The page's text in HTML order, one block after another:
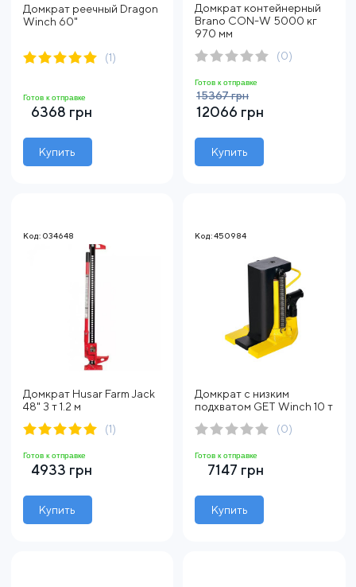
Домкрат реечный Dragon
Winch 60"
(1)
Готов к отправке
6368 грн
Купить
Домкрат контейнерный
Brano CON-W 5000 кг
970 мм
(0)
Готов к отправке
12066 грн
15367 грн
Купить
Код: 034648
Домкрат Husar Farm Jack
48" 3 т 1.2 м
(1)
Готов к отправке
4933 грн
Купить
Код: 450984
Домкрат с низким
подхватом GET Winch 10 т
(0)
Готов к отправке
7147 грн
Купить